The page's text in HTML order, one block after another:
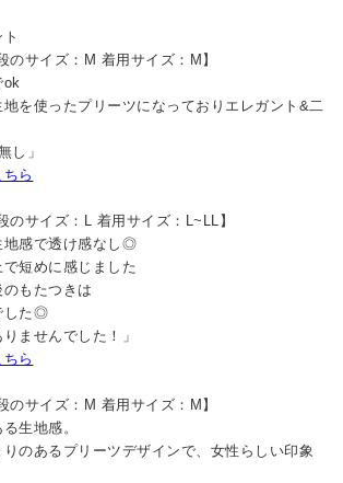
のサイズ：M 着用サイズ：M】
ok
を使ったプリーツになっておりエレガント&二
し」
ら
のサイズ：L 着用サイズ：L~LL】
地感で透け感なし◎
短めに感じました
もたつきは
した◎
ませんでした！」
ら
のサイズ：M 着用サイズ：M】
生地感。
りのあるプリーツデザインで、女性らしい印象